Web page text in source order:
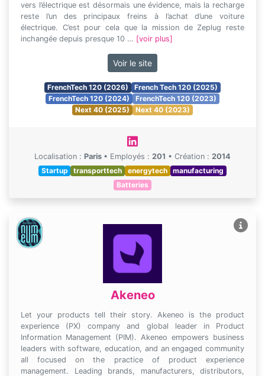
vers l’électrique est désormais une évidence, mais la recharge
reste l’un des principaux freins à l’achat d’une voiture
électrique. C’est pour cela que la mission de Zeplug reste
inchangée depuis presque 10 … [voir plus]
Voir le site
FrenchTech 120 (2026)
French Tech 120 (2025)
FrenchTech 120 (2024)
FrenchTech 120 (2023)
Next 40 (2025)
Next 40 (2023)
Localisation : Paris • Employés : 201 • Création : 2014
Startup
transporttech energytech
manufacturing
Batteries
Akeneo
Let your products tell their story. Akeneo is the product
experience (PX) company and global leader in Product
Information Management (PIM). Akeneo empowers business
leaders with software, education, and an engaged community
all focused on the practice of product experience
management. Leading brands, manufacturers, distributors,